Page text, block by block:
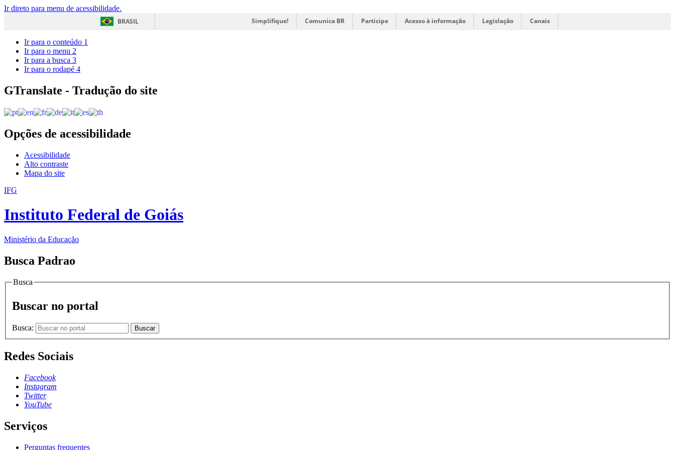
Ir direto para menu de acessibilidade.
BRASIL
Simplifique! Comunica BR Participe Acesso à informação Legislação Canais
Ir para o conteúdo 1
Ir para o menu 2
Ir para a busca 3
Ir para o rodapé 4
GTranslate - Tradução do site
Opções de acessibilidade
Acessibilidade
Alto contraste
Mapa do site
IFG
Instituto Federal de Goiás
Ministério da Educação
Busca Padrao
Busca
Buscar no portal
Busca: Buscar
Redes Sociais
Facebook
Instagram
Twitter
YouTube
Serviços
Perguntas frequentes